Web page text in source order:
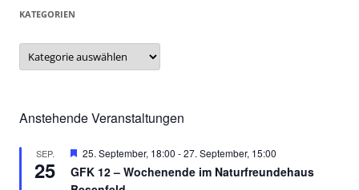
KATEGORIEN
Kategorien
Anstehende Veranstaltungen
SEP.
25
Hervorgehoben
25. September, 18:00 -27. September, 15:00
GFK 12 – Wochenende im Naturfreundehaus